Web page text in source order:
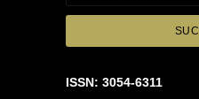
ISSN: 3054-6311